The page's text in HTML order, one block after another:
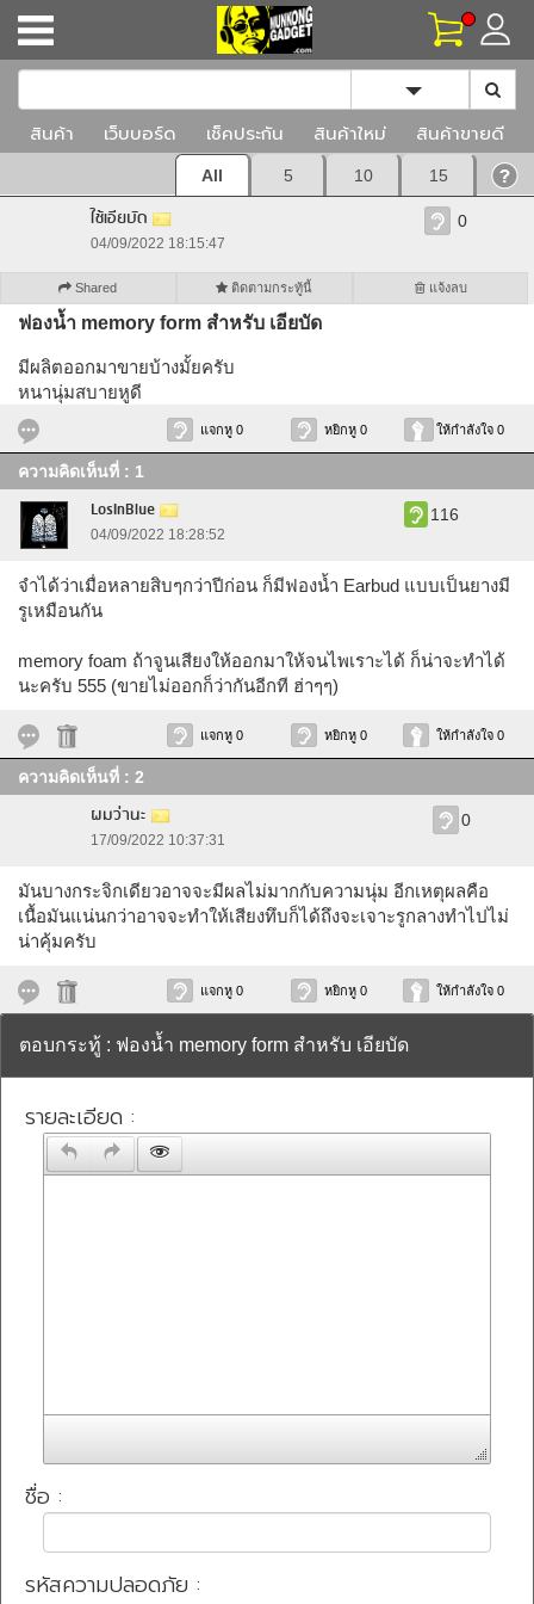
Toggle
สินค้า เว็บบอร์ด เช็คประกัน สินค้าใหม่ สินค้าขายดี
All 5 10 15
ใช้เอียบัด
04/09/2022 18:15:47
0
Shared ติดตามกระทู้นี้ แจ้งลบ
ฟองน้ำ memory form สำหรับ เอียบัด
มีผลิตออกมาขายบ้างมั้ยครับ
หนานุ่มสบายหูดี
แจกหู 0 หยิกหู 0 ให้กำลังใจ 0
ความคิดเห็นที่ : 1
LosInBlue
04/09/2022 18:28:52
116
จำได้ว่าเมื่อหลายสิบๆกว่าปีก่อน ก็มีฟองน้ำ Earbud แบบเป็นยางมี
รูเหมือนกัน
memory foam ถ้าจูนเสียงให้ออกมาให้จนไพเราะได้ ก็น่าจะทำได้
นะครับ 555 (ขายไม่ออกก็ว่ากันอีกที ฮ่าๆๆ)
แจกหู 0 หยิกหู 0 ให้กำลังใจ 0
ความคิดเห็นที่ : 2
ผมว่านะ
17/09/2022 10:37:31
0
มันบางกระจิกเดียวอาจจะมีผลไม่มากกับความนุ่ม อีกเหตุผลคือ
เนื้อมันแน่นกว่าอาจจะทำให้เสียงทึบก็ได้ถึงจะเจาะรูกลางทำไปไม่
น่าคุ้มครับ
แจกหู 0 หยิกหู 0 ให้กำลังใจ 0
ตอบกระทู้ : ฟองน้ำ memory form สำหรับ เอียบัด
รายละเอียด :
ชื่อ :
รหัสความปลอดภัย :